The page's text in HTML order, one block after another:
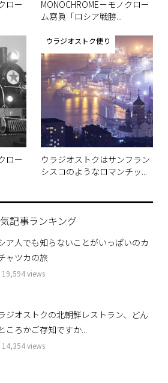
ロー
MONOCHROME－モノクロー
ム寫眞「ロシア戦勝...
ロー
ウラジオストク便り
ウラジオストクはサンフラン
シスコのようなロマンチッ...
記事ランキング
ア人でも知らないことがいっぱいのカ
ャツカの旅
19,594 views
ジオストクの北朝鮮レストラン、どん
ころかご存知ですか...
14,354 views